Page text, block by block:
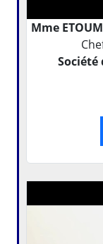
Mme
Société